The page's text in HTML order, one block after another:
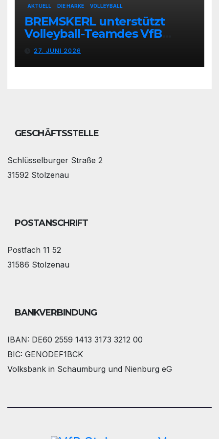
AKTUELL DIE HARKE VOLLEYBALL
BREMSKERL unterstützt
Volleyball-Teamdes VfB
Stolzenau mit neuen Trikots
27. JUNI 2026
GESCHÄFTSSTELLE
Schlüsselburger Straße 2
31592 Stolzenau
POSTANSCHRIFT
Postfach 11 52
31586 Stolzenau
BANKVERBINDUNG
IBAN: DE60 2559 1413 3173 3212 00
BIC: GENODEF1BCK
Volksbank in Schaumburg und Nienburg eG